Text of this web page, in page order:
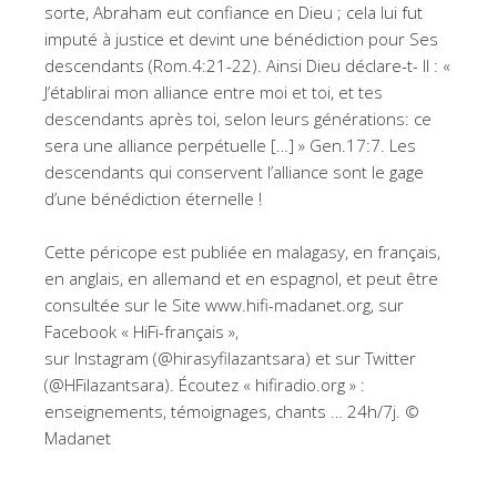
sorte, Abraham eut confiance en Dieu ; cela lui fut
imputé à justice et devint une bénédiction pour Ses
descendants (Rom.4:21-22). Ainsi Dieu déclare-t- Il : «
J’établirai mon alliance entre moi et toi, et tes
descendants après toi, selon leurs générations: ce
sera une alliance perpétuelle […] » Gen.17:7. Les
descendants qui conservent l’alliance sont le gage
d’une bénédiction éternelle !
Cette péricope est publiée en malagasy, en français,
en anglais, en allemand et en espagnol, et peut être
consultée sur le Site www.hifi-madanet.org, sur
Facebook « HiFi-français »,
sur Instagram (@hirasyfilazantsara) et sur Twitter
(@HFilazantsara). Écoutez « hifiradio.org » :
enseignements, témoignages, chants … 24h/7j. ©
Madanet